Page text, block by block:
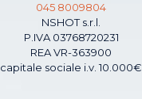
045 8009804
NSHOT s.r.l.
P.IVA 03768720231
REA VR-363900
capitale sociale i.v. 10.000€